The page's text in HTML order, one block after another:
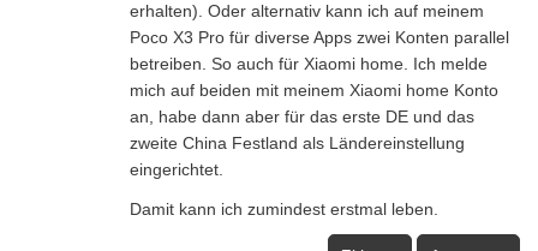
erhalten). Oder alternativ kann ich auf meinem
Poco X3 Pro für diverse Apps zwei Konten parallel
betreiben. So auch für Xiaomi home. Ich melde
mich auf beiden mit meinem Xiaomi home Konto
an, habe dann aber für das erste DE und das
zweite China Festland als Ländereinstellung
eingerichtet.
Damit kann ich zumindest erstmal leben.